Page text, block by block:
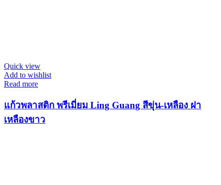
Quick view
Add to wishlist
Read more
แก้วพลาสติก พรีเมี่ยม Ling Guang สีขุ่น-เหลือง ฝา
เหลืองขาว